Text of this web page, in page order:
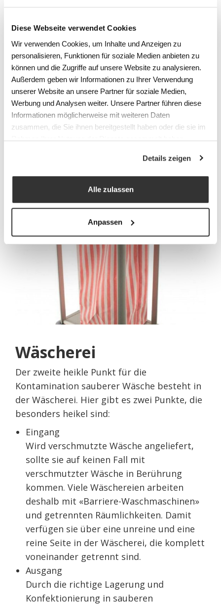
Diese Webseite verwendet Cookies
Wir verwenden Cookies, um Inhalte und Anzeigen zu
personalisieren, Funktionen für soziale Medien anbieten zu
können und die Zugriffe auf unsere Website zu analysieren.
Außerdem geben wir Informationen zu Ihrer Verwendung
unserer Website an unsere Partner für soziale Medien,
Werbung und Analysen weiter. Unsere Partner führen diese
Informationen möglicherweise mit weiteren Daten
zusammen, die Sie ihnen bereitgestellt haben oder die sie im
Rahmen Ihrer Nutzung der Dienste gesammelt haben.
Details zeigen
Alle zulassen
Anpassen
normalerweise aus Edelstahl gefertigt,
Hygiene-sensitiv
Um Kontaminierungsrisiken
auszuschalten, empfiehlt sich eine
Oberflächenbeschichtung der
Wäschesammler mit «MICROBIAL
PROOF». Diese Oberflächenbeschichtung
hat ein breites antimikrobielles
Wirkungsspektrum und bietet einen
dauerhaften und effizienten Schutz gegen
mikrobielle Kontamination. Je nach
Wäschesammler aber auch für
Abfallsammler grundsätzlich diese
Wäscherei
Der zweite heikle Punkt für die
Kontamination sauberer Wäsche besteht in
der Wäscherei. Hier gibt es zwei Punkte, die
besonders heikel sind:
Eingang
Wird verschmutzte Wäsche angeliefert,
sollte sie auf keinen Fall mit
verschmutzter Wäsche in Berührung
kommen. Viele Wäschereien arbeiten
deshalb mit «Barriere-Waschmaschinen»
und getrennten Räumlichkeiten. Damit
verfügen sie über eine unreine und eine
reine Seite in der Wäscherei, die komplett
voneinander getrennt sind.
Ausgang
Durch die richtige Lagerung und
Konfektionierung in sauberen